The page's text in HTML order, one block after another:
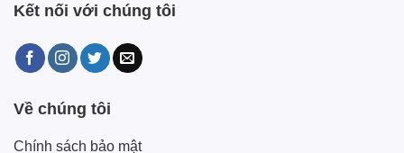
Kết nối với chúng tôi
Về chúng tôi
Chính sách bảo mật